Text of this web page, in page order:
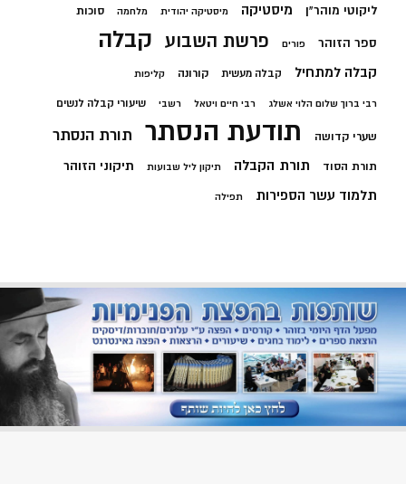
ליקוטי מוהר"ן מיסטיקה מיסטיקה יהודית מלחמה סוכות
ספר הזוהר פורים פרשת השבוע קבלה
קבלה למתחיל קבלה מעשית קורונה קליפות
רבי ברוך שלום הלוי אשלג רבי חיים ויטאל רשבי שיעורי קבלה לנשים
שערי קדושה תודעת הנסתר תורת הנסתר
תורת הסוד תורת הקבלה תיקון ליל שבועות תיקוני הזוהר
תלמוד עשר הספירות תפילה